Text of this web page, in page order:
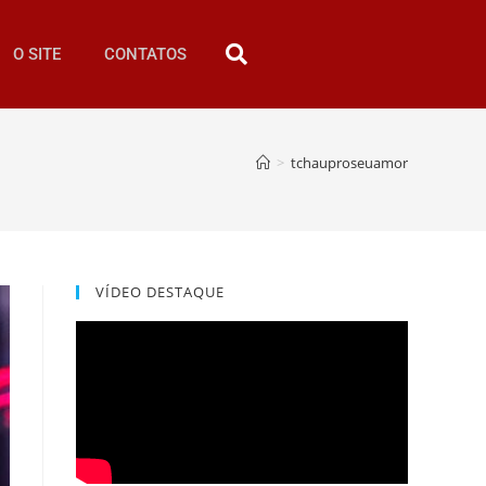
O SITE CONTATOS
> tchauproseuamor
VÍDEO DESTAQUE